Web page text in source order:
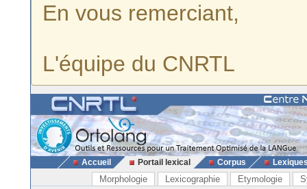
En vous remerciant,
L'équipe du CNRTL
Accueil Portail lexical Corpus
Morphologie Lexicographie Etymologie